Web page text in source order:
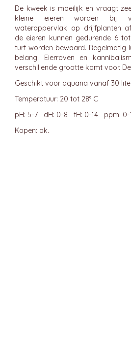
De kweek is moeilijk en vraagt
kleine eieren worden bij
wateroppervlak op drijfplanten
de eieren kunnen gedurende 6
turf worden bewaard. Regelmatig
belang. Eierroven en
verschillende grootte komt voor.
Geschikt voor aquaria vanaf 30
Temperatuur: 20 tot 28° C
pH: 5-7 dH: 0-8 fH: 0-14 ppm: 0-
Kopen: ok.